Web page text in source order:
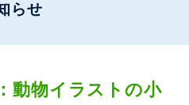
らせ
動物イラストの小